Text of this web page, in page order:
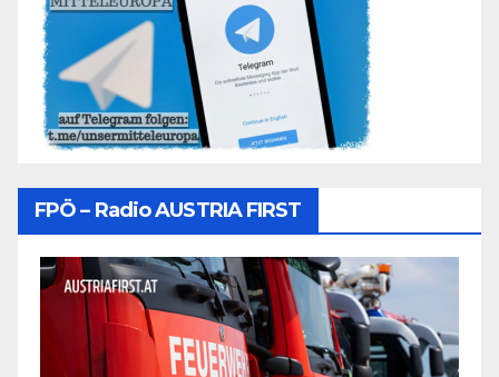
FPÖ – Radio AUSTRIA FIRST